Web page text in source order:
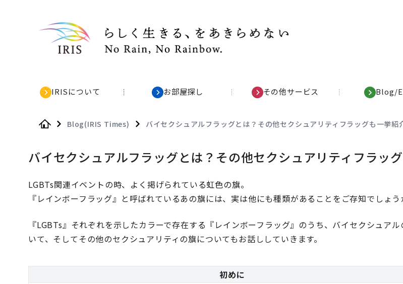
IRISについて お部屋探し その他サービス Blog/
Blog(IRIS Times) バイセクシュアルフラッグとは？その他セクシュアリティフラッグも一挙紹
バイセクシュアルフラッグとは？その他セクシュアリティフラッ
LGBTs関連イベントの時、よく掲げられている虹色の旗。
『レインボーフラッグ』と呼ばれているあの旗には、実は他にも種類があることをご存知でしょう
『LGBTs』それぞれを示したカラーで存在する『レインボーフラッグ』のうち、バイセクシュアル
いて、そしてその他のセクシュアリティの旗についてもお話ししていきます。
初めに